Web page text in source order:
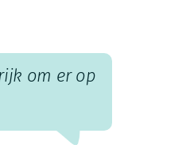
om er op